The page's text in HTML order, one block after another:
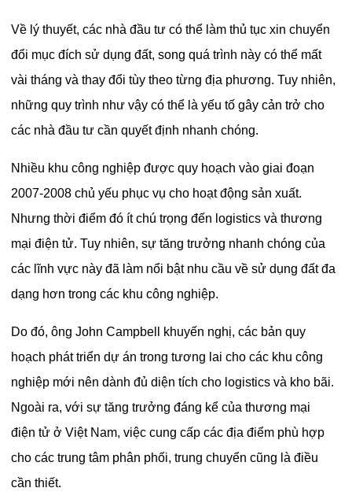
Về lý thuyết, các nhà đầu tư có thể làm thủ tục xin chuyển
đổi mục đích sử dụng đất, song quá trình này có thể mất
vài tháng và thay đổi tùy theo từng địa phương. Tuy nhiên,
những quy trình như vậy có thể là yếu tố gây cản trở cho
các nhà đầu tư cần quyết định nhanh chóng.
Nhiều khu công nghiệp được quy hoạch vào giai đoạn
2007-2008 chủ yếu phục vụ cho hoạt động sản xuất.
Nhưng thời điểm đó ít chú trọng đến logistics và thương
mại điện tử. Tuy nhiên, sự tăng trưởng nhanh chóng của
các lĩnh vực này đã làm nổi bật nhu cầu về sử dụng đất đa
dạng hơn trong các khu công nghiệp.
Do đó, ông John Campbell khuyến nghị, các bản quy
hoạch phát triển dự án trong tương lai cho các khu công
nghiệp mới nên dành đủ diện tích cho logistics và kho bãi.
Ngoài ra, với sự tăng trưởng đáng kể của thương mại
điện tử ở Việt Nam, việc cung cấp các địa điểm phù hợp
cho các trung tâm phân phối, trung chuyển cũng là điều
cần thiết.